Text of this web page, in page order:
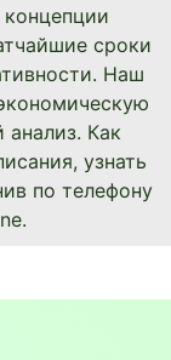
сроки
Наш
анализ. Как
узнать
по телефону